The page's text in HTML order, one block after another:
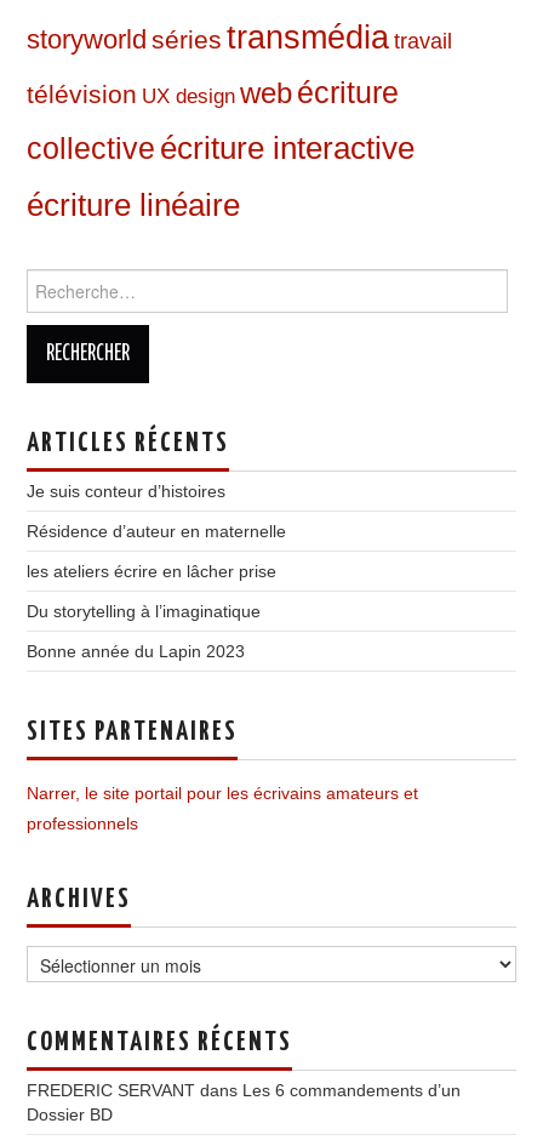
storyworld séries transmédia travail
télévision UX design webécriture
collective écriture interactive
écriture linéaire
ARTICLES RÉCENTS
Je suis conteur d’histoires
Résidence d’auteur en maternelle
les ateliers écrire en lâcher prise
Du storytelling à l’imaginatique
Bonne année du Lapin 2023
SITES PARTENAIRES
Narrer, le site portail pour les écrivains amateurs et
professionnels
ARCHIVES
COMMENTAIRES RÉCENTS
FREDERIC SERVANT dans Les 6 commandements d’un
Dossier BD